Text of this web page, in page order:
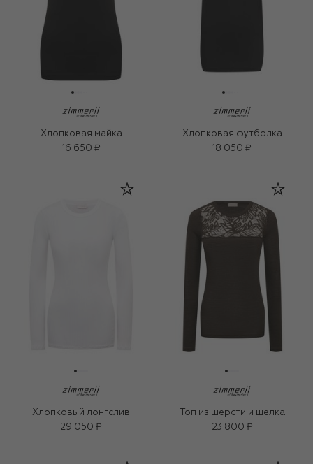
Хлопковая майка
16 650 ₽
Хлопковая футболка
18 050 ₽
Хлопковый лонгслив
29 050 ₽
Топ из шерсти и шелка
23 800 ₽